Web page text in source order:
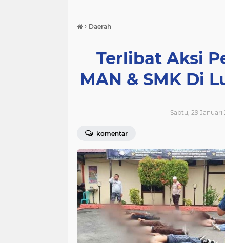
› Daerah
Terlibat Aksi
MAN & SMK Di
Sabtu, 29 Januari
komentar